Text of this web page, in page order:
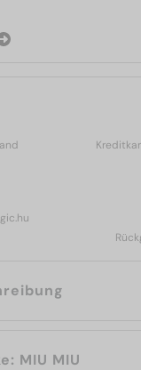
Über die Marke: MIU MIU